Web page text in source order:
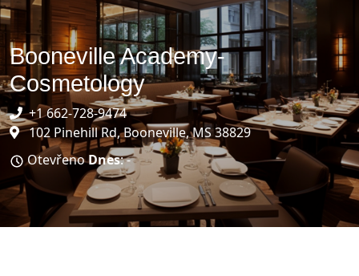
Booneville Academy-
Cosmetology
+1 662-728-9474
102 Pinehill Rd, Booneville, MS 38829
OtevřenoDnes: -